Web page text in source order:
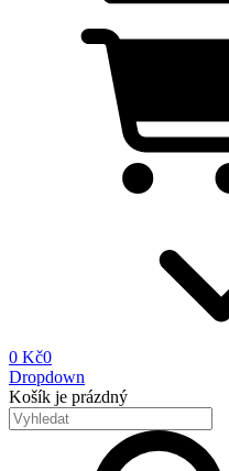
0 Kč0
Dropdown
Košík je prázdný